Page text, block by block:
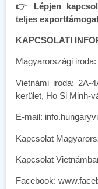
👉 Lépjen
teljes
KAPCSOLATI
Magyarországi
Vietnámi iroda: 2A-
kerület, Ho Si Minh-
E-mail:
Kapcsolat
Kapcsolat
Facebook: